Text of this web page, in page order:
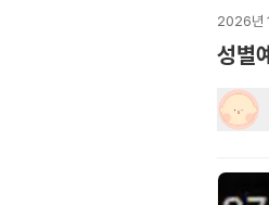
2026년
성별